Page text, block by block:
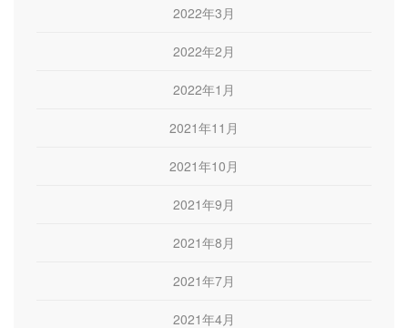
2022年3月
2022年2月
2022年1月
2021年11月
2021年10月
2021年9月
2021年8月
2021年7月
2021年4月